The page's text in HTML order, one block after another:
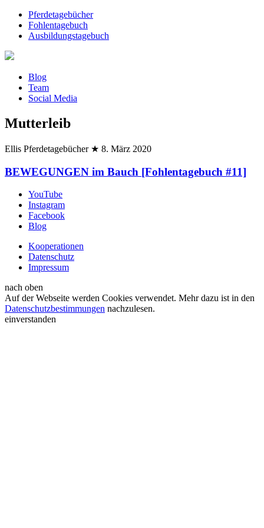
Pferdetagebücher
Fohlentagebuch
Ausbildungstagebuch
Blog
Team
Social Media
Mutterleib
Ellis Pferdetagebücher ★ 8. März 2020
BEWEGUNGEN im Bauch [Fohlentagebuch #11]
YouTube
Instagram
Facebook
Blog
Kooperationen
Datenschutz
Impressum
nach oben
Auf der Webseite werden Cookies verwendet. Mehr dazu ist in den
Datenschutzbestimmungen nachzulesen.
einverstanden